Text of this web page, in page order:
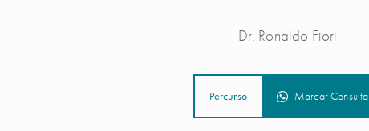
Dr. Ronaldo Fiori
Percurso Marcar Consulta